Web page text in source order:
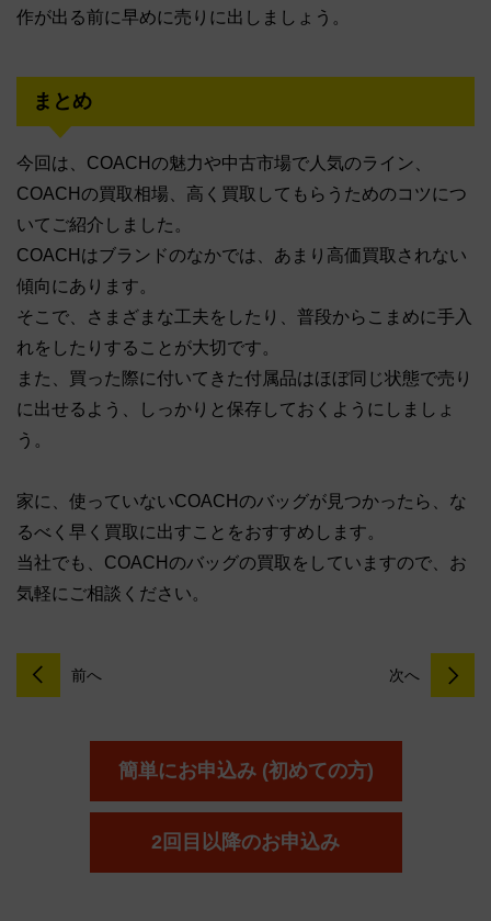
作が出る前に早めに売りに出しましょう。
まとめ
今回は、COACHの魅力や中古市場で人気のライン、
COACHの買取相場、高く買取してもらうためのコツにつ
いてご紹介しました。
COACHはブランドのなかでは、あまり高価買取されない
傾向にあります。
そこで、さまざまな工夫をしたり、普段からこまめに手入
れをしたりすることが大切です。
また、買った際に付いてきた付属品はほぼ同じ状態で売り
に出せるよう、しっかりと保存しておくようにしましょ
う。
家に、使っていないCOACHのバッグが見つかったら、な
るべく早く買取に出すことをおすすめします。
当社でも、COACHのバッグの買取をしていますので、お
気軽にご相談ください。
前へ 次へ
簡単にお申込み (初めての方)
2回目以降のお申込み